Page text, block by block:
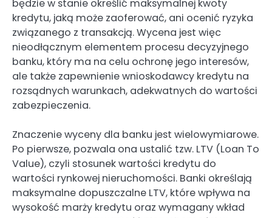
będzie w stanie określić maksymalnej kwoty
kredytu, jaką może zaoferować, ani ocenić ryzyka
związanego z transakcją. Wycena jest więc
nieodłącznym elementem procesu decyzyjnego
banku, który ma na celu ochronę jego interesów,
ale także zapewnienie wnioskodawcy kredytu na
rozsądnych warunkach, adekwatnych do wartości
zabezpieczenia.
Znaczenie wyceny dla banku jest wielowymiarowe.
Po pierwsze, pozwala ona ustalić tzw. LTV (Loan To
Value), czyli stosunek wartości kredytu do
wartości rynkowej nieruchomości. Banki określają
maksymalne dopuszczalne LTV, które wpływa na
wysokość marży kredytu oraz wymagany wkład